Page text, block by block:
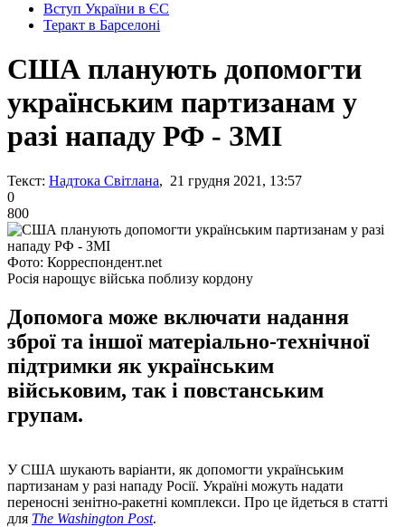
Вступ України в ЄС
Теракт в Барселоні
США планують допомогти
українським партизанам у
разі нападу РФ - ЗМІ
Текст: Надтока Світлана, 21 грудня 2021, 13:57
0
800
Фото: Корреспондент.net
Росія нарощує війська поблизу кордону
Допомога може включати надання
зброї та іншої матеріально-технічної
підтримки як українським
військовим, так і повстанським
групам.
У США шукають варіанти, як допомогти українським
партизанам у разі нападу Росії. Україні можуть надати
переносні зенітно-ракетні комплекси. Про це йдеться в статті
для The Washington Post.